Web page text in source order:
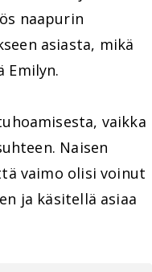
naapurin
asiasta, mikä
Emilyn.
vaikka
Naisen
vaimo olisi voinut
ja käsitellä asiaa